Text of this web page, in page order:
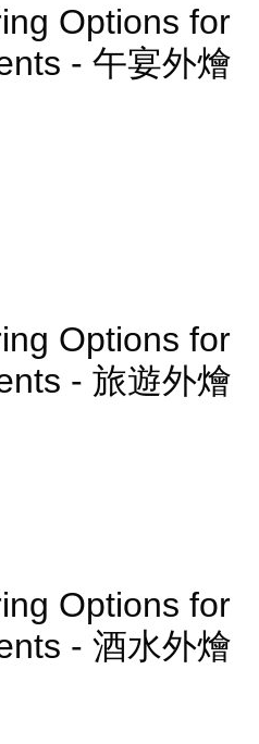
Options for
- 午宴外燴
Options for
- 旅遊外燴
Options for
- 酒水外燴